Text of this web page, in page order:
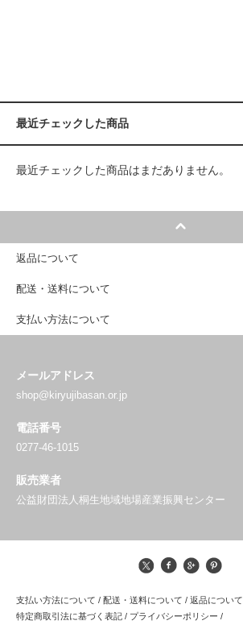
最近チェックした商品
最近チェックした商品はまだありません。
返品について
配送・送料について
支払い方法について
メールアドレス
shop@kiryujibasan.or.jp
電話番号
0277-46-1015
販売業者
公益財団法人桐生地域地場産業振興センター
支払い方法について / 配送・送料について / 返品について
特定商取引法に基づく表記 / プライバシーポリシー /